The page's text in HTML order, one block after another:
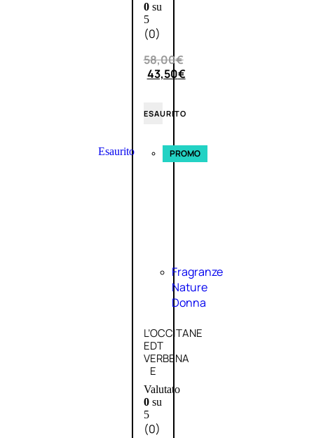
0su
5
(0)
58,00€
43,50€
ESAURITO
Esaurito PROMO
Fragranze
Nature
Donna
L’OCCITANE
EDT
VERBENA
E
Valutato
0su
5
(0)